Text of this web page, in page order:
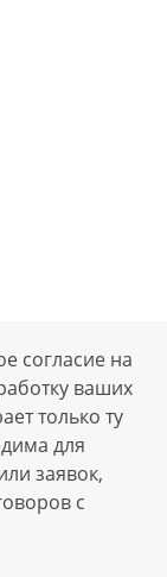
согласие на
ваших
только ту
для
заявок,
с
СТУДИЯ